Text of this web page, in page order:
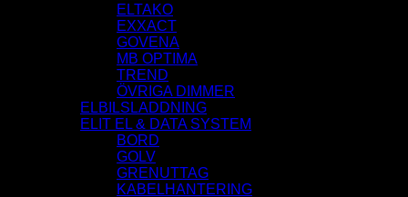
ELTAKO
EXXACT
GOVENA
MB OPTIMA
TREND
ÖVRIGA DIMMER
ELBILSLADDNING
ELIT EL & DATA SYSTEM
BORD
GOLV
GRENUTTAG
KABELHANTERING